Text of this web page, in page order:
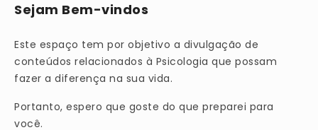
Sejam Bem-vindos
Este espaço tem por objetivo a divulgação de
conteúdos relacionados à Psicologia que possam
fazer a diferença na sua vida.
Portanto, espero que goste do que preparei para
você.